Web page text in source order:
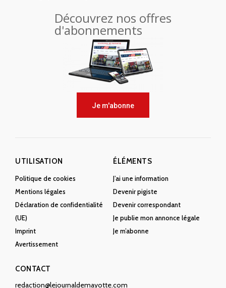
Découvrez nos offres
d'abonnements
Je m'abonne
UTILISATION
Politique de cookies
Mentions légales
Déclaration de confidentialité
(UE)
Imprint
Avertissement
ÉLÉMENTS
J’ai une information
Devenir pigiste
Devenir correspondant
Je publie mon annonce légale
Je m’abonne
CONTACT
redaction@lejournaldemayotte.com